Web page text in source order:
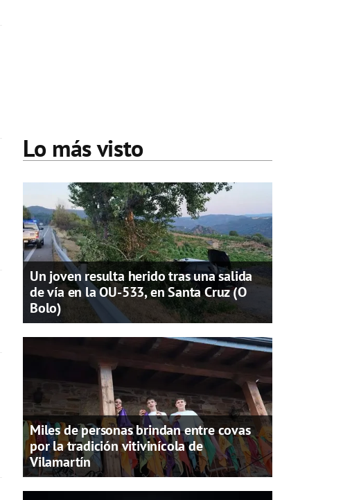
Lo más visto
Un joven resulta herido tras una salida
de vía en la OU-533, en Santa Cruz (O
Bolo)
Miles de personas brindan entre covas
por la tradición vitivinícola de
Vilamartín